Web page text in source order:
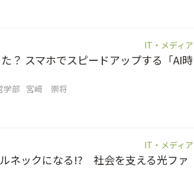
IT・メディア
？ スマホでスピードアップする「AI時
学部 宮﨑 崇将
IT・メディア
ネックになる!? 社会を支える光ファ